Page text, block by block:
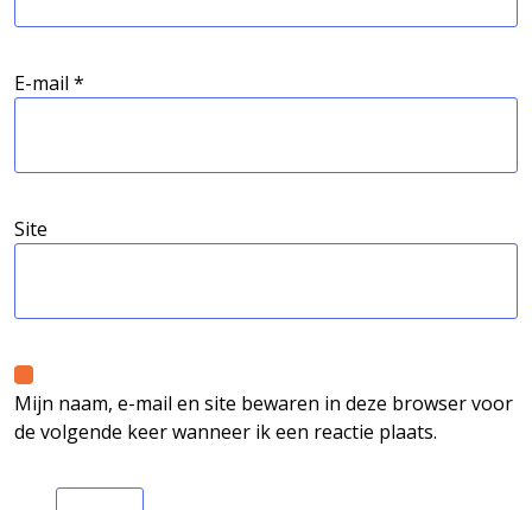
E-mail *
Site
Mijn naam, e-mail en site bewaren in deze browser voor
de volgende keer wanneer ik een reactie plaats.